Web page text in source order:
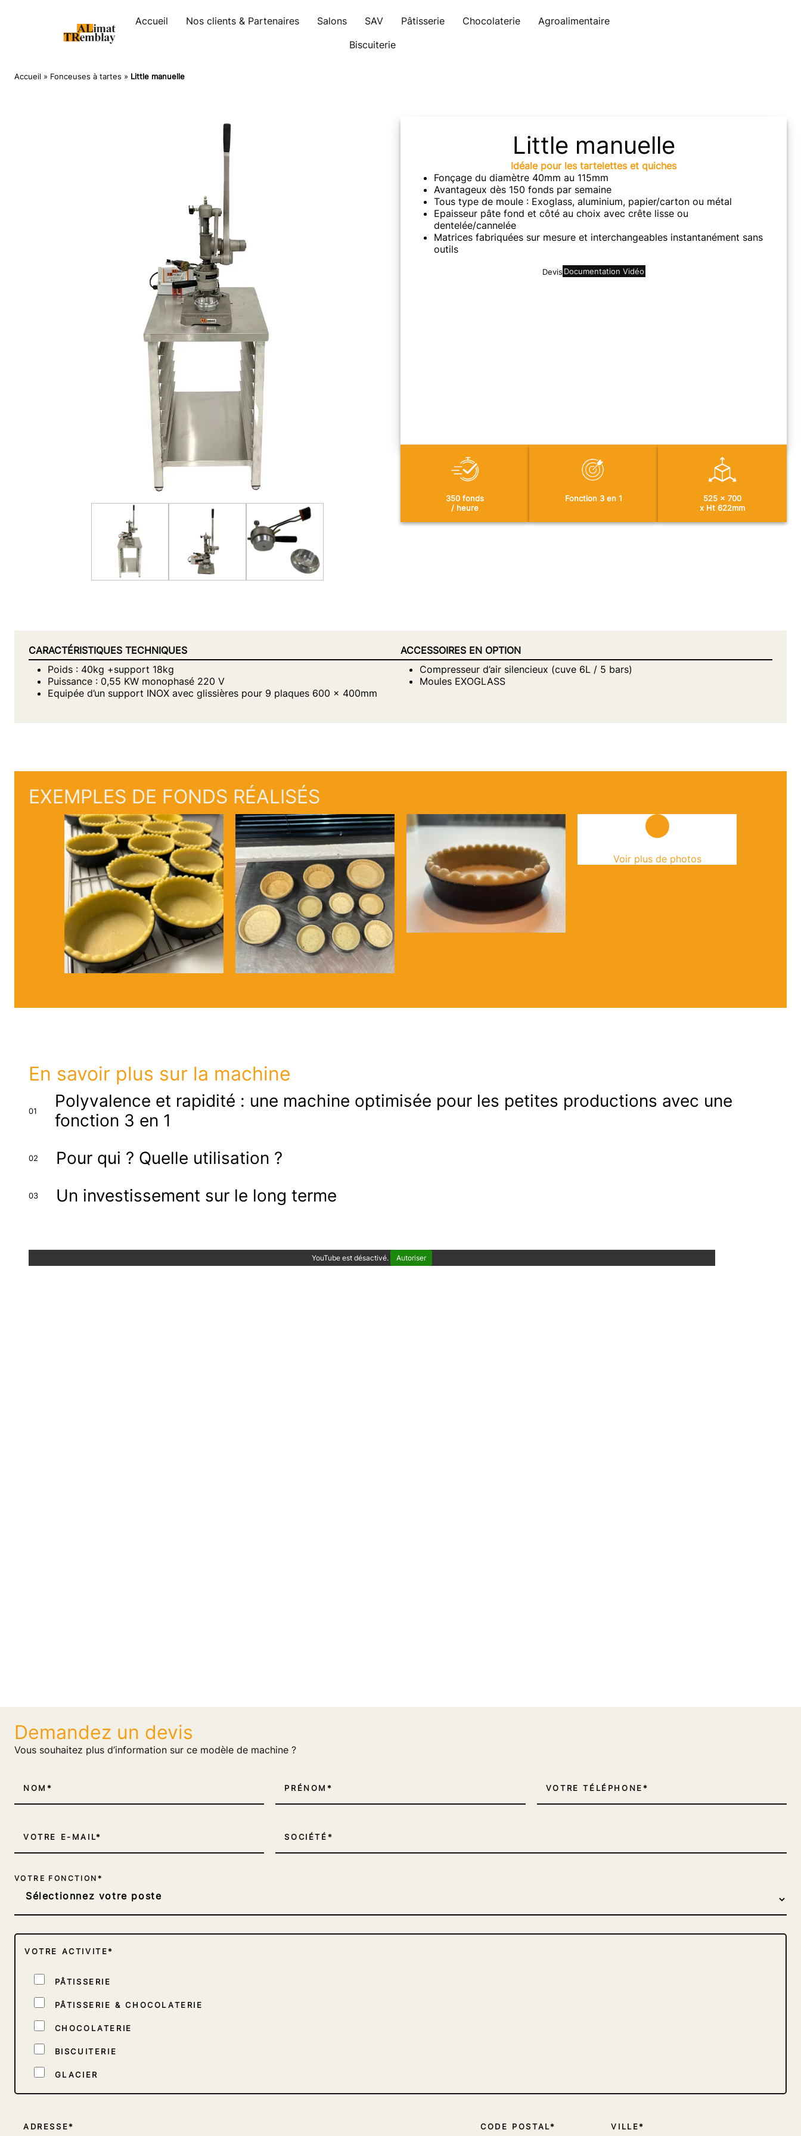
Accueil Nos clients & Partenaires Salons SAV Pâtisserie Chocolaterie
Agroalimentaire
Biscuiterie
Accueil » Fonceuses à tartes » Little manuelle
Little manuelle
Idéale pour les tartelettes et quiches
Fonçage du diamètre 40mm au 115mm
Avantageux dès 150 fonds par semaine
Tous type de moule : Exoglass, aluminium, papier/carton ou métal
Epaisseur pâte fond et côté au choix avec crête lisse ou
dentelée/cannelée
Matrices fabriquées sur mesure et interchangeables instantanément sans
outils
Devis Documentation Vidéo
350 fonds
/ heure
Fonction 3 en 1
525 x 700
x Ht 622mm
CARACTÉRISTIQUES TECHNIQUES
Poids : 40kg +support 18kg
Puissance : 0,55 KW monophasé 220 V
Equipée d’un support INOX avec glissières pour 9 plaques 600 x 400mm
ACCESSOIRES EN OPTION
Compresseur d’air silencieux (cuve 6L / 5 bars)
Moules EXOGLASS
EXEMPLES DE FONDS RÉALISÉS
Voir plus de photos
En savoir plus sur la machine
01
Polyvalence et rapidité : une machine optimisée pour les petites productions avec une
fonction 3 en 1
02 Pour qui ? Quelle utilisation ?
03 Un investissement sur le long terme
YouTube est désactivé. Autoriser
Demandez un devis
Vous souhaitez plus d’information sur ce modèle de machine ?
NOM PRÉNOM VOTRE TÉLÉPHONE
VOTRE E-MAIL SOCIÉTÉ
VOTRE FONCTION*
VOTRE ACTIVITE*
PÂTISSERIE
PÂTISSERIE & CHOCOLATERIE
CHOCOLATERIE
BISCUITERIE
GLACIER
ADRESSE CODE POSTAL VILLE